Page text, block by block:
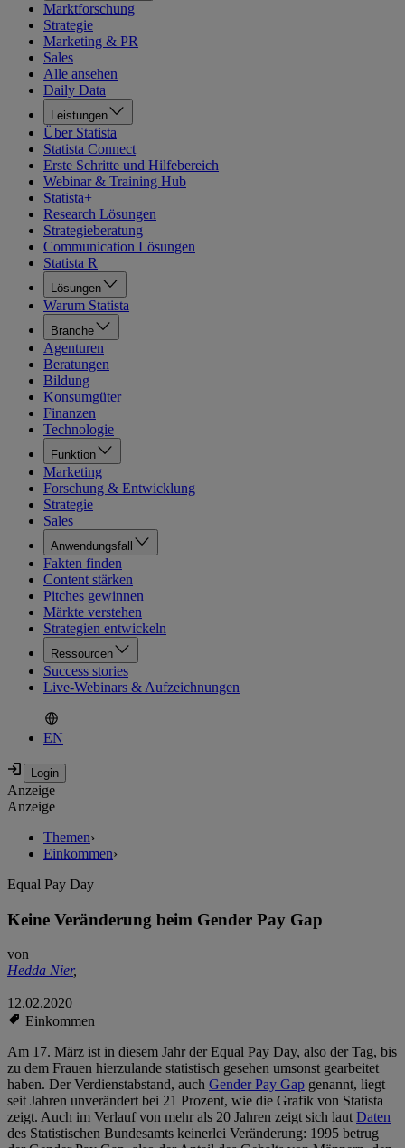
Marktforschung
Strategie
Marketing & PR
Sales
Alle ansehen
Daily Data
Leistungen
Über Statista
Statista Connect
Erste Schritte und Hilfebereich
Webinar & Training Hub
Statista+
Research Lösungen
Strategieberatung
Communication Lösungen
Statista R
Lösungen
Warum Statista
Branche
Agenturen
Beratungen
Bildung
Konsumgüter
Finanzen
Technologie
Funktion
Marketing
Forschung & Entwicklung
Strategie
Sales
Anwendungsfall
Fakten finden
Content stärken
Pitches gewinnen
Märkte verstehen
Strategien entwickeln
Ressourcen
Success stories
Live-Webinars & Aufzeichnungen
EN
Anzeige
Anzeige
Themen›
Einkommen›
Equal Pay Day
Keine Veränderung beim Gender Pay Gap
von
Hedda Nier,
12.02.2020
Einkommen
Am 17. März ist in diesem Jahr der Equal Pay Day, also der Tag, bis
zu dem Frauen hierzulande statistisch gesehen umsonst gearbeitet
haben. Der Verdienstabstand, auch Gender Pay Gap genannt, liegt
seit Jahren unverändert bei 21 Prozent, wie die Grafik von Statista
zeigt. Auch im Verlauf von mehr als 20 Jahren zeigt sich lautDaten
des Statistischen Bundesamts keinerlei Veränderung: 1995 betrug